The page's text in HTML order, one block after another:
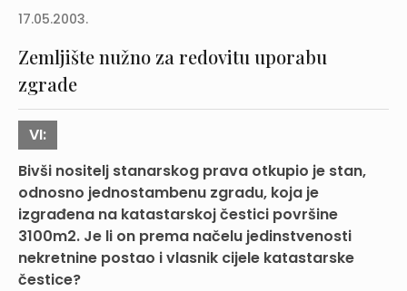
17.05.2003.
Zemljište nužno za redovitu uporabu
zgrade
VI:
Bivši nositelj stanarskog prava otkupio je stan,
odnosno jednostambenu zgradu, koja je
izgrađena na katastarskoj čestici površine
3100m2. Je li on prema načelu jedinstvenosti
nekretnine postao i vlasnik cijele katastarske
čestice?